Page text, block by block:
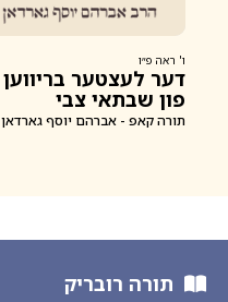
ו' ראה פ״ו
דער לעצטער בריווען
פון שבתאי צבי
תורה קאפ - אברהם יוסף גארדאן
תורה רובריק